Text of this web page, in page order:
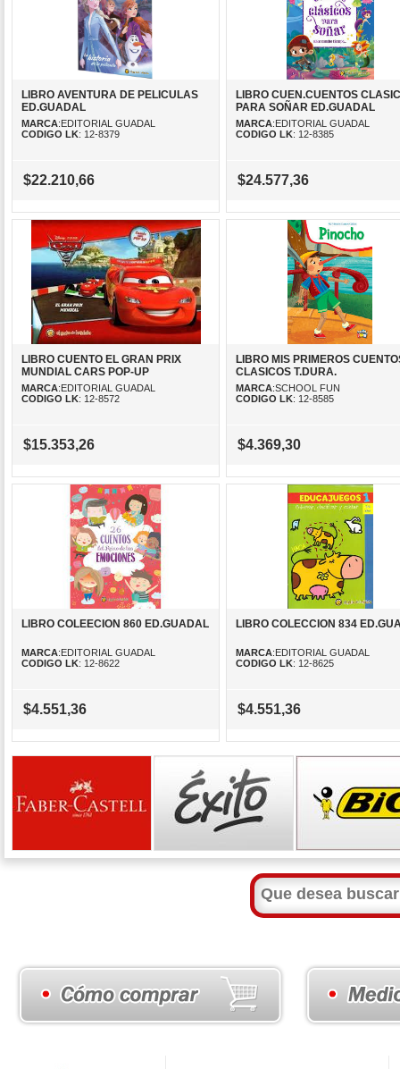
LIBRO AVENTURA DE PELICULAS
ED.GUADAL
MARCA:EDITORIAL GUADAL
CODIGO LK: 12-8379
$22.210,66
LIBRO CUEN.CUENTOS
PARA SOÑAR ED.GUADAL
MARCA:EDITORIAL GUADAL
CODIGO LK: 12-8385
$24.577,36
LIBRO CUENTO EL GRAN PRIX
MUNDIAL CARS POP-UP
MARCA:EDITORIAL GUADAL
CODIGO LK: 12-8572
$15.353,26
LIBRO MIS PRIMEROS
CLASICOS T.DURA.
MARCA:SCHOOL FUN
CODIGO LK: 12-8585
$4.369,30
LIBRO COLEECION 860 ED.GUADAL
MARCA:EDITORIAL GUADAL
CODIGO LK: 12-8622
$4.551,36
LIBRO COLECCION 834
MARCA:EDITORIAL GUADAL
CODIGO LK: 12-8625
$4.551,36